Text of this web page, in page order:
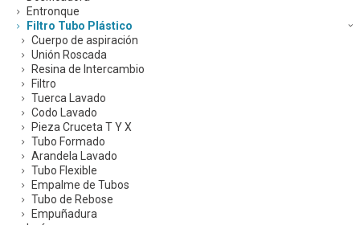
Entronque
Filtro Tubo Plástico
Cuerpo de aspiración
Unión Roscada
Resina de Intercambio
Filtro
Tuerca Lavado
Codo Lavado
Pieza Cruceta T Y X
Tubo Formado
Arandela Lavado
Tubo Flexible
Empalme de Tubos
Tubo de Rebose
Empuñadura